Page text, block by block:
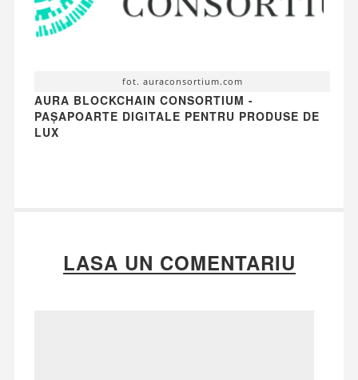
fot. auraconsortium.com
AURA BLOCKCHAIN CONSORTIUM -
PAȘAPOARTE DIGITALE PENTRU PRODUSE DE
LUX
LASA UN COMENTARIU